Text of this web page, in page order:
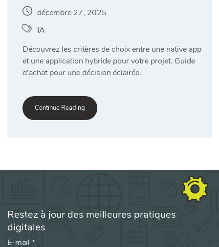
décembre 27, 2025
IA
Découvrez les critères de choix entre une native app
et une application hybride pour votre projet. Guide
d’achat pour une décision éclairée.
Continue Reading
Restez à jour des meilleures pratiques
digitales
E-mail *